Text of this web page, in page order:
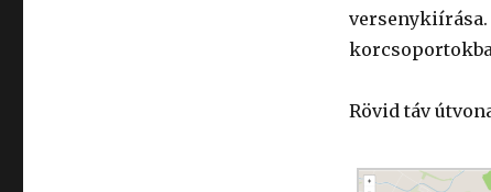
versenykiírása.
Rövid táv